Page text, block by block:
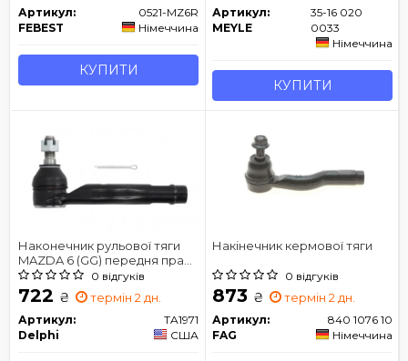
Артикул:
0521-MZ6R
FEBEST
Німеччина
КУПИТИ
Артикул:
35-16 020
0033
MEYLE
Німеччина
КУПИТИ
Наконечник рульової тяги
MAZDA 6 (GG) передня права
сторона 02- 070 відгуків
722 ₴ термін 2 дн.
Артикул:
TA1971
Delphi
США
Накінечник кермової тяги
0 відгуків
873 ₴ термін 2 дн.
Артикул:
840 1076 10
FAG
Німеччина